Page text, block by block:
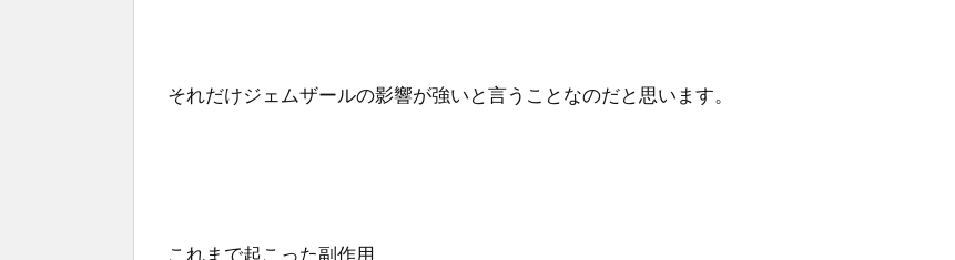
それだけジェムザールの影響が強いと言うことなのだと思います。
これまで起こった副作用